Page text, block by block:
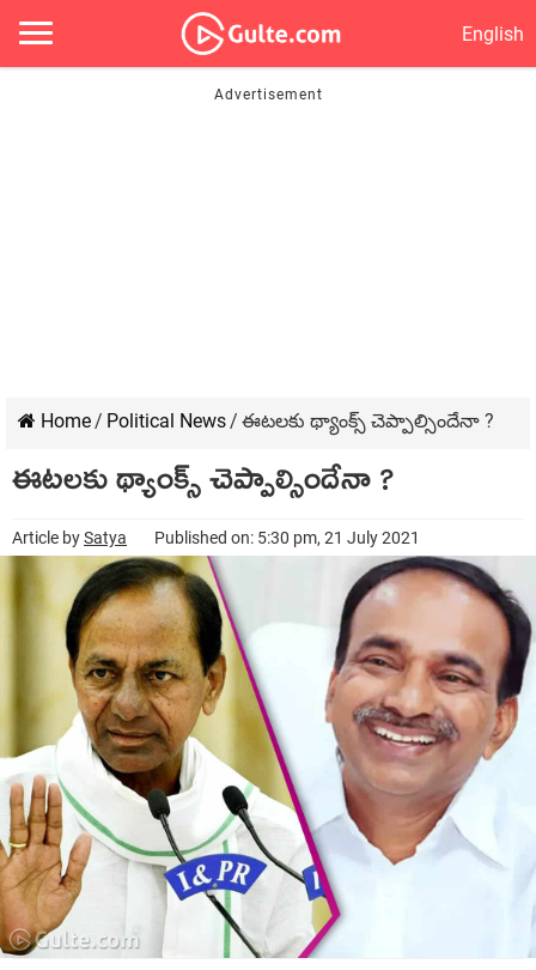
English
Home/ Political News/ ఈటలకు థ్యాంక్స్ చెప్పాల్సిందేనా ?
ఈటలకు థ్యాంక్స్ చెప్పాల్సిందేనా ?
Article bySatya Published on: 5:30 pm, 21 July 2021